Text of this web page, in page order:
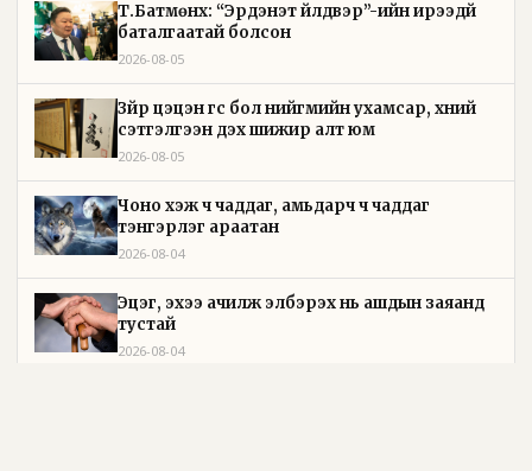
Т.Батмөнх: “Эрдэнэт үйлдвэр”-ийн ирээдүй
баталгаатай болсон
2026-08-05
Зүйр цэцэн үгс бол нийгмийн ухамсар, хүний
сэтгэлгээн дэх шижир алт юм
2026-08-05
Чоно үхэж ч чаддаг, амьдарч ч чаддаг
тэнгэрлэг араатан
2026-08-04
Эцэг, эхээ ачилж элбэрэх нь ашдын заяанд
тустай
2026-08-04